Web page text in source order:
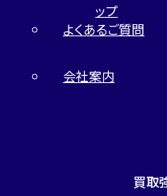
ップ
よくあるご質問
会社案内
買取